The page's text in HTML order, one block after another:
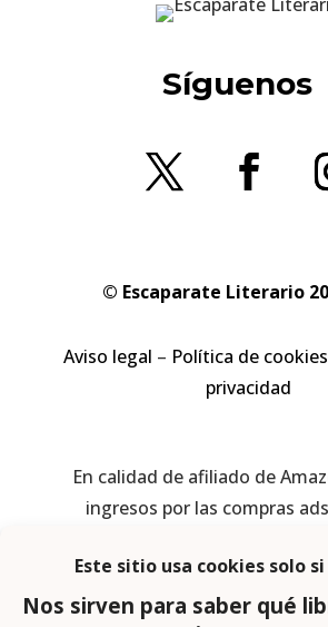
Síguenos
© Escaparate Literario
Aviso legal – Política de cookies
privacidad
En calidad de afiliado de
ingresos por las compras